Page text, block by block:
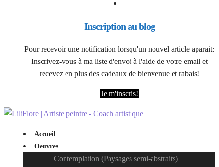
Inscription au blog
Pour recevoir une notification lorsqu'un nouvel article aparait:
Inscrivez-vous à ma liste d'envoi à l'aide de votre email et
recevez en plus des cadeaux de bienvenue et rabais!
Je m'inscris!
Accueil
Oeuvres
Contemplation (Paysages semi-abstraits)